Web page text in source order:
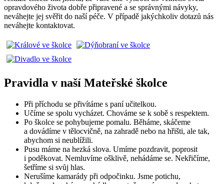
opravdového života dobře připravené a se správnými návyky,
neváhejte jej svěřit do naší péče. V případě jakýchkoliv dotazů nás
neváhejte kontaktovat.
Pravidla v naší Mateřské školce
Při příchodu se přivítáme s paní učitelkou.
Učíme se spolu vycházet. Chováme se k sobě s respektem.
Po školce se pohybujeme pomalu. Běháme, skáčeme
a dovádíme v tělocvičně, na zahradě nebo na hřišti, ale tak,
abychom si neublížili.
Pusu máme na hezká slova. Umíme pozdravit, poprosit
i poděkovat. Nemluvíme ošklivě, nehádáme se. Nekřičíme,
šetříme si svůj hlas.
Nerušíme kamarády při odpočinku. Jsme potichu,